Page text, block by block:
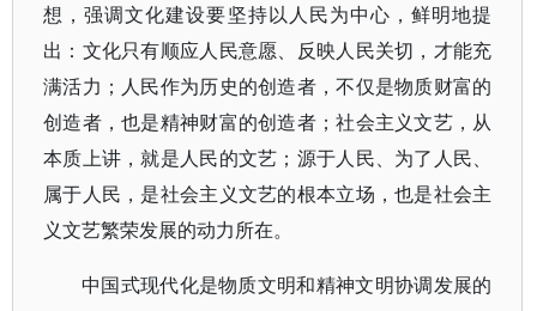
想，强调文化建设要坚持以人民为中心，鲜明地提
出：文化只有顺应人民意愿、反映人民关切，才能充
满活力；人民作为历史的创造者，不仅是物质财富的
创造者，也是精神财富的创造者；社会主义文艺，从
本质上讲，就是人民的文艺；源于人民、为了人民、
属于人民，是社会主义文艺的根本立场，也是社会主
义文艺繁荣发展的动力所在。
中国式现代化是物质文明和精神文明协调发展的